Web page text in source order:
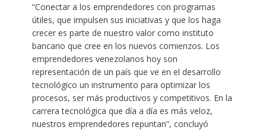
“Conectar a los emprendedores con programas
útiles, que impulsen sus iniciativas y que los haga
crecer es parte de nuestro valor como instituto
bancario que cree en los nuevos comienzos. Los
emprendedores venezolanos hoy son
representación de un país que ve en el desarrollo
tecnológico un instrumento para optimizar los
procesos, ser más productivos y competitivos. En la
carrera tecnológica que día a día es más veloz,
nuestros emprendedores repuntan”, concluyó